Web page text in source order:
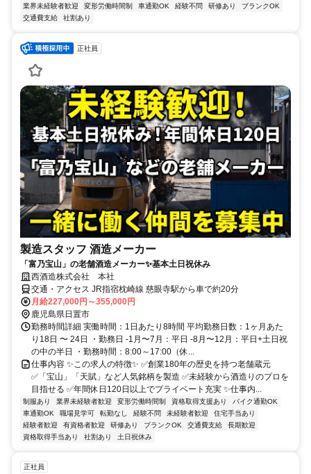
業界未経験者歓迎 変形労働時間制 車通勤OK 経験不問 研修あり
ブランクOK
交通費支給
社割あり
正社員
製造スタッフ 酒造メーカー
「富乃宝山」の老舗酒造メーカー✨基本土日祝休み
西酒造株式会社 本社
交通・アクセス JR指宿枕崎線 慈眼寺駅から車で約20分
月給227,000円～355,000円
鹿児島県日置市
勤務時間詳細 実働時間：1日あたり8時間 平均勤務日数：1ヶ月あた
り18日 〜 24日 ・勤務日 -1月〜7月：平日 -8月〜12月：平日+土日祝
の中の半日 ・勤務時間：8:00～17:00（休...
仕事内容 ✨この求人の特徴✨ ✅️創業180年の歴史を持つ老舗蔵元
✅️「宝山」「天賦」など人気銘柄を製造 ✅️未経験から酒造りのプロを
目指せる ✅️年間休日120日以上でプライベート充実 ✨仕事内...
制服あり 業界未経験者歓迎 変形労働時間制 資格取得支援あり
バイク通勤OK
車通勤OK
職場見学可 転勤なし 経験不問 未経験者歓迎
住宅手当あり
経験者歓迎
有資格者歓迎 研修あり ブランクOK 交通費支給
長期歓迎
資格取得手当あり
社割あり 土日祝休み
正社員